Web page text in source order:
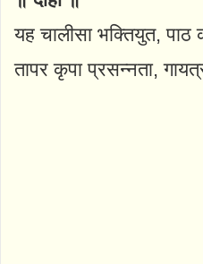
यह चालीसा भक्तियुत, पाठ
तापर कृपा प्रसन्नता,